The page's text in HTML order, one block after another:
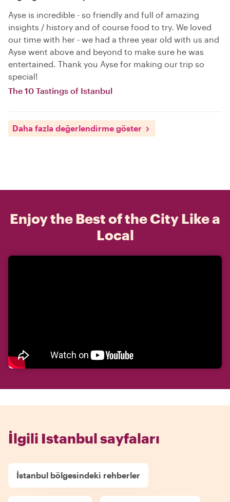
Ayse is incredible - so friendly and full of amazing
insights / history and of course food to try. We loved
our time with her - we had a three year old with us and
Ayse went above and beyond to make sure he was
entertained. Thank you Ayse for making our trip so
special!
The 10 Tastings of Istanbul
Daha fazla değerlendirme göster
Enjoy the Best of the City Like a
Local
İlgili Istanbul sayfaları
İstanbul bölgesindeki rehberler